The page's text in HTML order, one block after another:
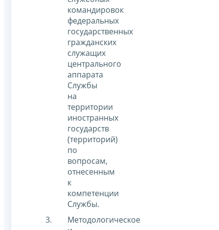
командировок
федеральных
государственных
гражданских
служащих
центрального
аппарата
Службы
на
территории
иностранных
государств
(территорий)
по
вопросам,
отнесенным
к
компетенции
Службы.
Методологическое